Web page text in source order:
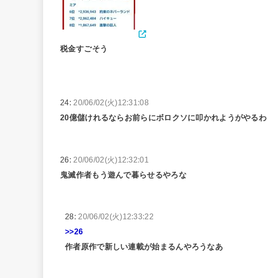
税金すごそう
24: 20/06/02(火)12:31:08
20億儲けれるならお前らにボロクソに叩かれようがやるわ
26: 20/06/02(火)12:32:01
鬼滅作者もう遊んで暮らせるやろな
28: 20/06/02(火)12:33:22
>>26
作者原作で新しい連載が始まるんやろうなあ